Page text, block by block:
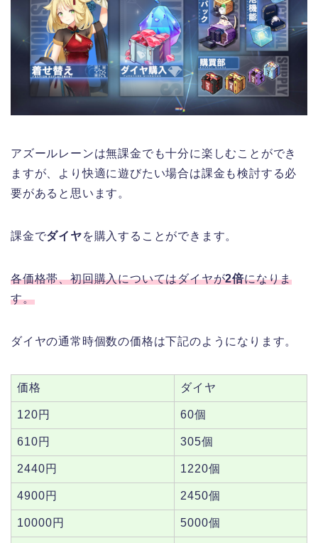
アズールレーンは無課金でも十分に楽しむことができ
ますが、より快適に遊びたい場合は課金も検討する必
要があると思います。
課金でダイヤを購入することができます。
各価格帯、初回購入についてはダイヤが2倍になりま
す。
ダイヤの通常時個数の価格は下記のようになります。
価格 ダイヤ
120円 60個
610円 305個
2440円 1220個
4900円 2450個
10000円 5000個